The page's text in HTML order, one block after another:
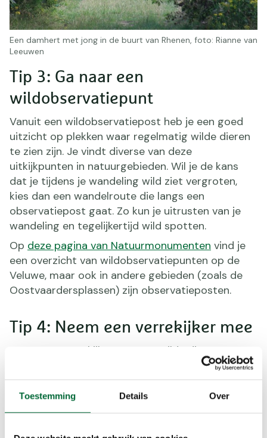
Toestemming Details Over
Een damhert met jong in de buurt van Rhenen, foto: Rianne van
Leeuwen
Tip 3: Ga naar een
wildobservatiepunt
Vanuit een wildobservatiepost heb je een goed
uitzicht op plekken waar regelmatig wilde dieren
te zien zijn. Je vindt diverse van deze
uitkijkpunten in natuurgebieden. Wil je de kans
dat je tijdens je wandeling wild ziet vergroten,
kies dan een wandelroute die langs een
observatiepost gaat. Zo kun je uitrusten van je
wandeling en tegelijkertijd wild spotten.
Op deze pagina van Natuurmonumenten vind je
een overzicht van wildobservatiepunten op de
Veluwe, maar ook in andere gebieden (zoals de
Oostvaardersplassen) zijn observatieposten.
Tip 4: Neem een verrekijker mee
Neem een verrekijker mee om wilde dieren van
meer over
verrekijkers.
Tip 5: Kijk ook op de grond